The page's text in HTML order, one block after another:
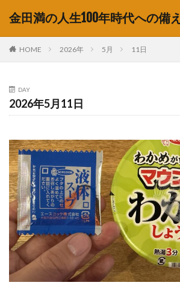
金田満の人生100年時代への備え
HOME 2026年 5月 11日
DAY
2026年5月11日